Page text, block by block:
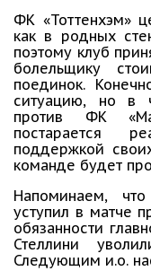
ФК «Тоттенхэм»
как в родных
поэтому клуб
болельщику
поединок.
ситуацию, но в
против ФК
постарается
поддержкой
команде будет
Напоминаем,
уступил в матче
обязанности
Стеллини
Следующим и.о.